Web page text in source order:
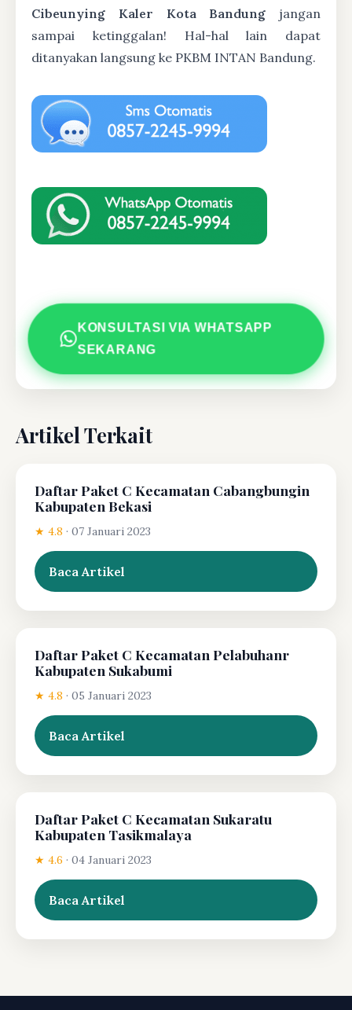
Cibeunying Kaler Kota Bandung jangan
sampai ketinggalan! Hal-hal lain dapat
ditanyakan langsung ke PKBM INTAN Bandung.
KONSULTASI VIA WHATSAPP
SEKARANG
Artikel Terkait
Daftar Paket C Kecamatan Cabangbungin
Kabupaten Bekasi
★ 4.8 · 07 Januari 2023
Baca Artikel
Daftar Paket C Kecamatan Pelabuhanr
Kabupaten Sukabumi
★ 4.8 · 05 Januari 2023
Baca Artikel
Daftar Paket C Kecamatan Sukaratu
Kabupaten Tasikmalaya
★ 4.6 · 04 Januari 2023
Baca Artikel